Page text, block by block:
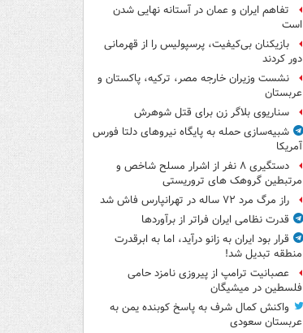
تفاهم ایران و عمان در آستانه نهایی شدن
است
بازیکنان بی‌کیفیت، پرسپولیس را از قهرمانی
دور کردند
نشست وزیران خارجه مصر، ترکیه، پاکستان و
عربستان
سناریوی بلاگر زن برای قتل شوهرش
شبیه‌سازی حمله به پایگاه نیروهای دلتا فورس
آمریکا
دستگیری ۸ نفر از اشرار مسلح شاخص و
مرتبطین گروهک های تروریستی
راز مرگ مرد ۷۲ ساله در تهرانپارس فاش شد
قدرت نظامی ایران فراتر از برآوردها
قرار بود ایران به زانو درآید، اما به ابرقدرت
منطقه تبدیل شد!
عصبانیت ترامپ از پیروزی نامزد حامی
فلسطین در میشیگان
واکنش کمال شرف به پاسخ کوبنده یمن به
عربستان سعودی